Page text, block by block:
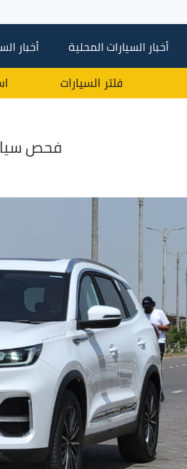
أخبار السيارات المحلية أخبار
فلتر السيارات
فحص